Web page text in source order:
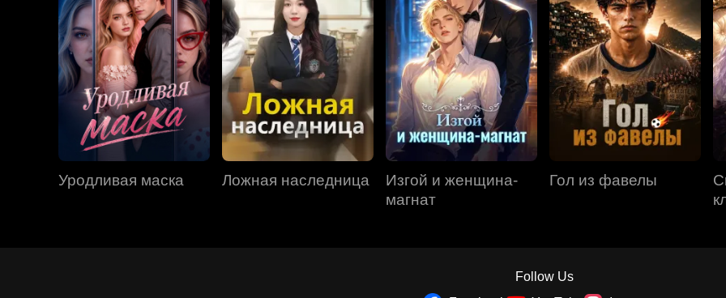
Уродливая маска Ложная наследница
Изгой и женщина-
магнат
Гол из фавелы
Follow Us